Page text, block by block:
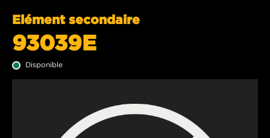
Elément secondaire
93039E
Disponible